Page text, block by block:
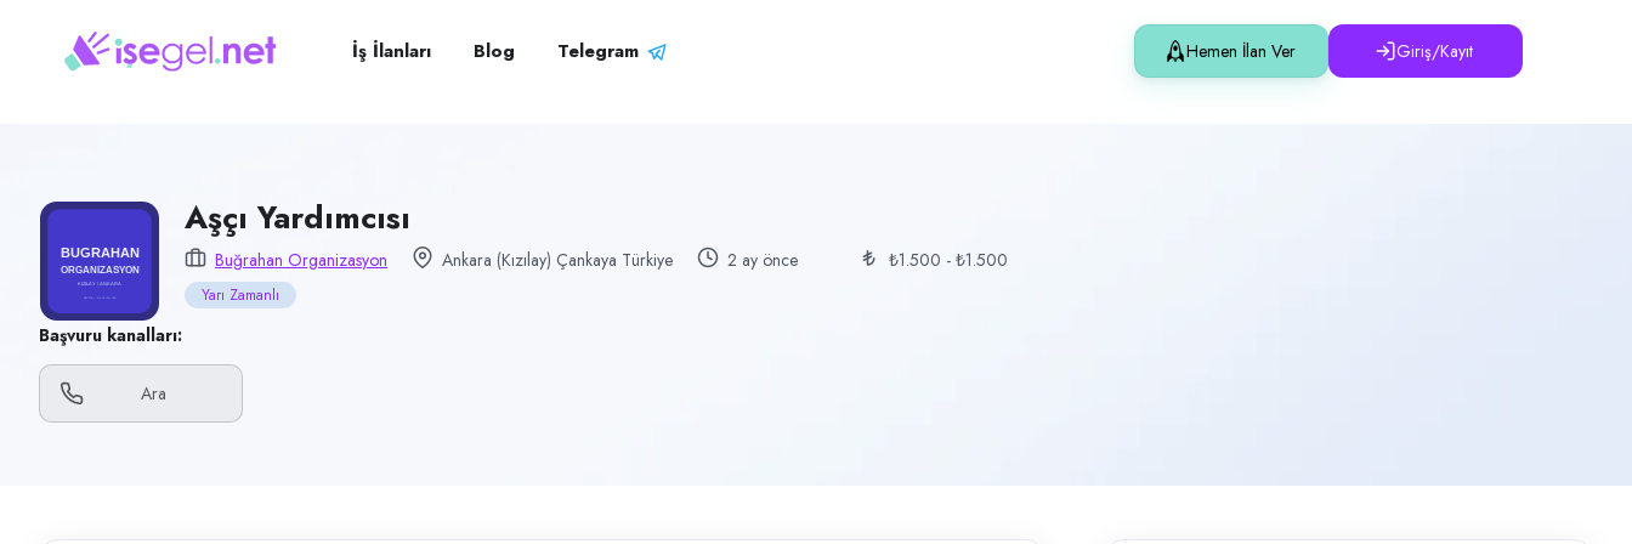
Aşçı Yardımcısı
Yiyecek & İçecek (Restoran/Cafe)
Konum
Çankaya, Ankara (Kızılay)
Çalışma şekli
Yarı Zamanlı · Ofis
Yayın tarihi
İş İlanları Blog Telegram Hemen İlan Ver Giriş/Kayıt
Aşçı Yardımcısı
Buğrahan Organizasyon Ankara (Kızılay) Çankaya Türkiye 2 ay önce ₺1.500 - ₺1.500
Yarı Zamanlı
Başvuru kanalları:
Ara